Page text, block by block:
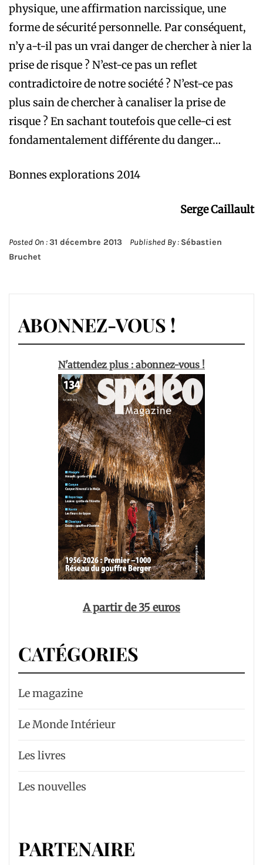
physique, une affirmation narcissique, une
forme de sécurité personnelle. Par conséquent,
n’y a-t-il pas un vrai danger de chercher à nier la
prise de risque ? N’est-ce pas un reflet
contradictoire de notre société ? N’est-ce pas
plus sain de chercher à canaliser la prise de
risque ? En sachant toutefois que celle-ci est
fondamentalement différente du danger…
Bonnes explorations 2014
Serge Caillault
Posted On :31 décembre 2013 Published By : Sébastien
Bruchet
ABONNEZ-VOUS !
N'attendez plus : abonnez-vous !
A partir de 35 euros
CATÉGORIES
Le magazine
Le Monde Intérieur
Les livres
Les nouvelles
PARTENAIRE